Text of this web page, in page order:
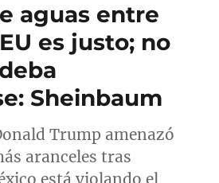
c
d
o
e
l
o
aguas entre
es justo; no
Sheinbaum
Trump amenazó
aranceles tras